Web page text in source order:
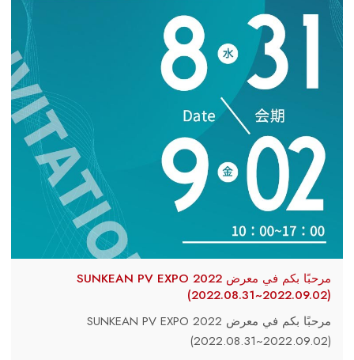
مرحبًا بكم في معرض SUNKEAN PV EXPO 2022
(2022.08.31~2022.09.02)
مرحبًا بكم في معرض SUNKEAN PV EXPO 2022
(2022.08.31~2022.09.02)